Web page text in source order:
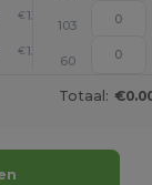
€ 13.93
103
€ 13.93
60
Totaal: